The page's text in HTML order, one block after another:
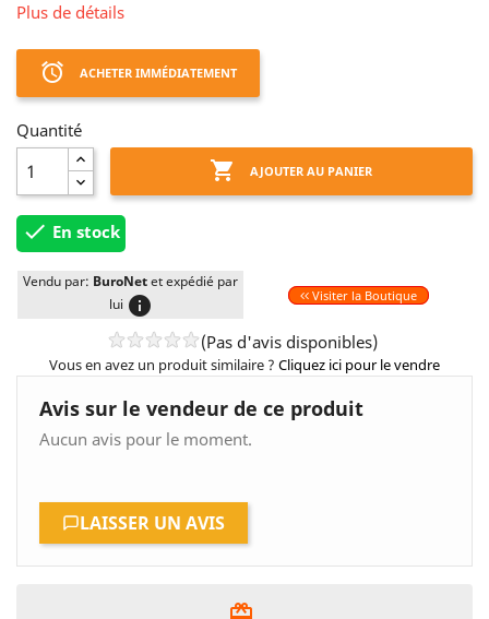
Plus de détails
access_alarm ACHETER IMMÉDIATEMENT
Quantité
 AJOUTER AU PANIER
 En stock
Vendu par: BuroNetet expédié par
lui info Visiter la Boutique
(Pas d'avis disponibles)
Vous en avez un produit similaire ? Cliquez ici pour le vendre
Avis sur le vendeur de ce produit
Aucun avis pour le moment.
LAISSER UN AVIS